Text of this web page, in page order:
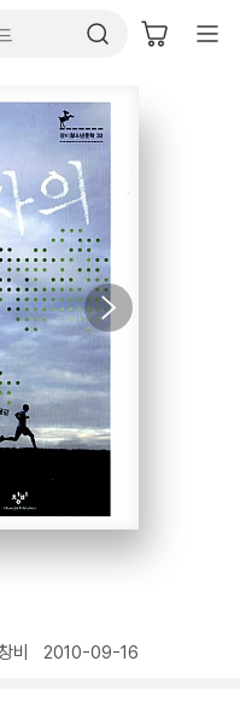
비 2010-09-16